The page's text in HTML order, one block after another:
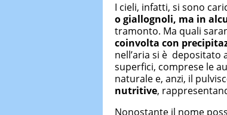
I cieli, infatti, si sono
o giallognoli, ma in
tramonto. Ma quali
coinvolta con
nell’aria si è depositato
superfici, comprese le
naturale e, anzi, il
nutritive,
Nonostante il nome